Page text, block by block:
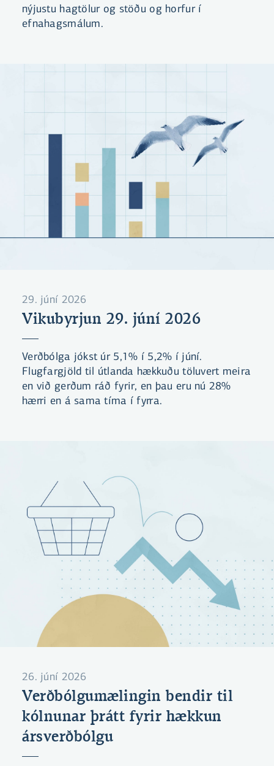
nýjustu hagtölur og stöðu og horfur í
efnahagsmálum.
29. júní 2026
Vikubyrjun 29. júní 2026
Verðbólga jókst úr 5,1% í 5,2% í júní.
Flugfargjöld til útlanda hækkuðu töluvert meira
en við gerðum ráð fyrir, en þau eru nú 28%
hærri en á sama tíma í fyrra.
26. júní 2026
Verðbólgumælingin bendir til
kólnunar þrátt fyrir hækkun
ársverðbólgu